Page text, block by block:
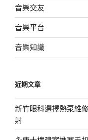
音樂交友
音樂平台
音樂知識
近期文章
新竹眼科選擇熱泵維
射